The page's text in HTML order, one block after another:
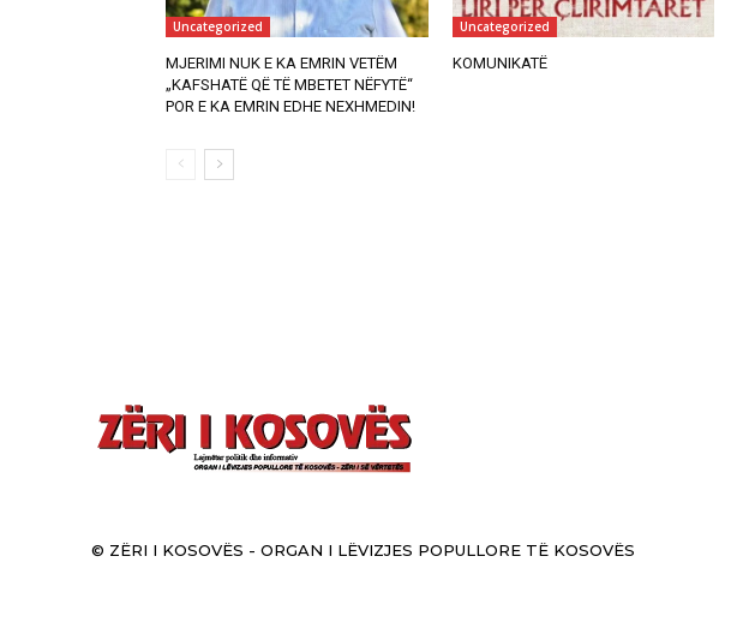
Uncategorized
MJERIMI NUK E KA EMRIN VETËM
„KAFSHATË QË TË MBETET NËFYTË“
POR E KA EMRIN EDHE NEXHMEDIN!
Uncategorized
KOMUNIKATË
© ZËRI I KOSOVËS - ORGAN I LËVIZJES POPULLORE TË KOSOVËS